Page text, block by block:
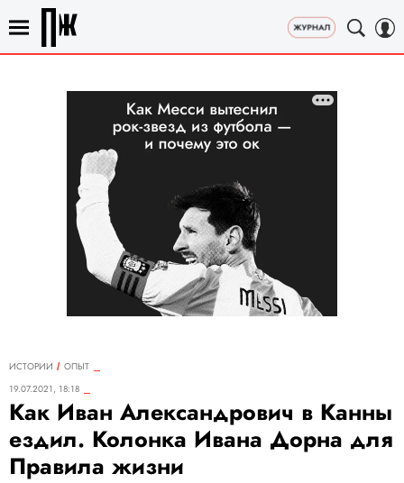
ИСТОРИИ
ОПЫТ
19.07.2021, 18:18
Как Иван Александрович в Канны
ездил. Колонка Ивана Дорна для
Правила жизни